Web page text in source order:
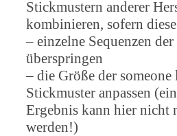
Stickmustern anderer
kombinieren, sofern
– einzelne Sequenzen
überspringen
– die Größe der
Stickmuster anpassen
Ergebnis kann hier nicht
werden!)